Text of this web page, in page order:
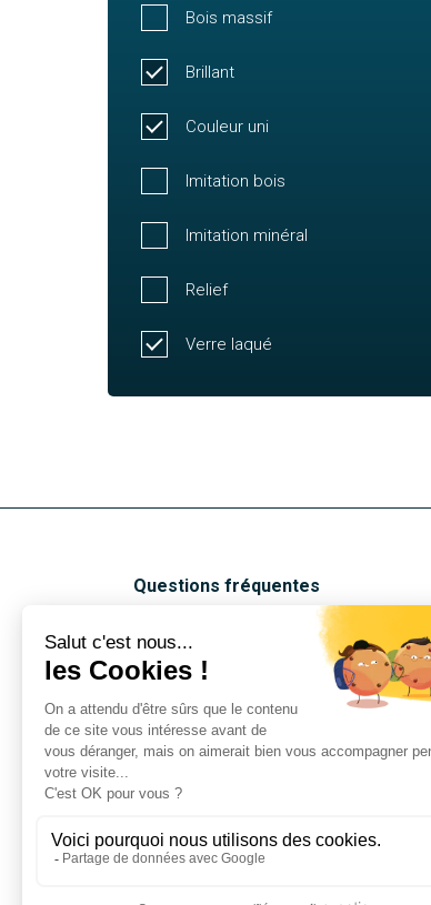
Bois massif
Brillant
Couleur uni
Imitation bois
Imitation minéral
Relief
Verre laqué
Questions fréquentes
Notre savoir-faire
Nos matières et finitions
Nos réalisations
Notre Boutique
Nous contacter